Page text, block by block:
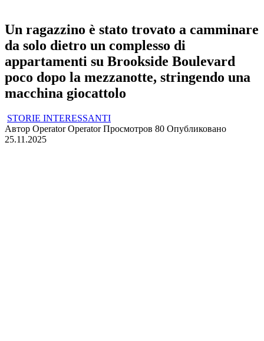
Un ragazzino è stato trovato a camminare
da solo dietro un complesso di
appartamenti su Brookside Boulevard
poco dopo la mezzanotte, stringendo una
macchina giocattolo
STORIE INTERESSANTI
Автор Operator Operator Просмотров 80 Опубликовано
25.11.2025